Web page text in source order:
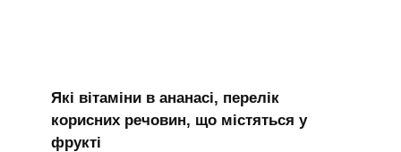
Які вітаміни в ананасі, перелік
корисних речовин, що містяться у
фрукті